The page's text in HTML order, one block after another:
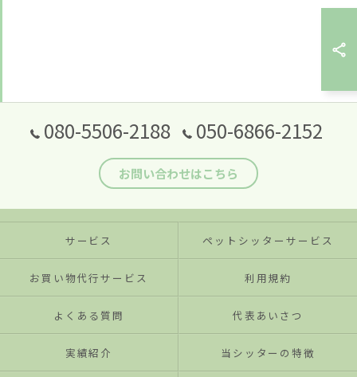
080-5506-2188 050-6866-2152
お問い合わせはこちら
サービス ペットシッターサービス
お買い物代行サービス 利用規約
よくある質問 代表あいさつ
実績紹介 当シッターの特徴